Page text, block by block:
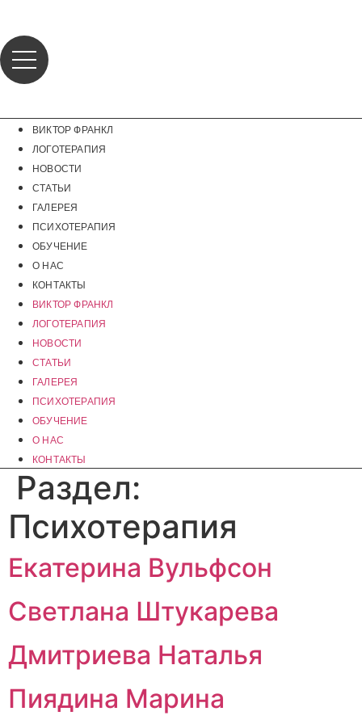
содержимому
ВИКТОР ФРАНКЛ
ЛОГОТЕРАПИЯ
НОВОСТИ
СТАТЬИ
ГАЛЕРЕЯ
ПСИХОТЕРАПИЯ
ОБУЧЕНИЕ
О НАС
КОНТАКТЫ
ВИКТОР ФРАНКЛ
ЛОГОТЕРАПИЯ
НОВОСТИ
СТАТЬИ
ГАЛЕРЕЯ
ПСИХОТЕРАПИЯ
ОБУЧЕНИЕ
О НАС
КОНТАКТЫ
Раздел:
Психотерапия
Екатерина Вульфсон
Светлана Штукарева
Дмитриева Наталья
Пиядина Марина